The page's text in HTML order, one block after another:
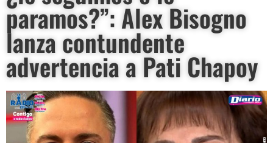
paramos?”: Alex Bisogno
lanza contundente
advertencia a Pati Chapoy